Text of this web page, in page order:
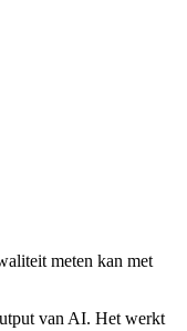
meten kan met
van AI. Het werkt